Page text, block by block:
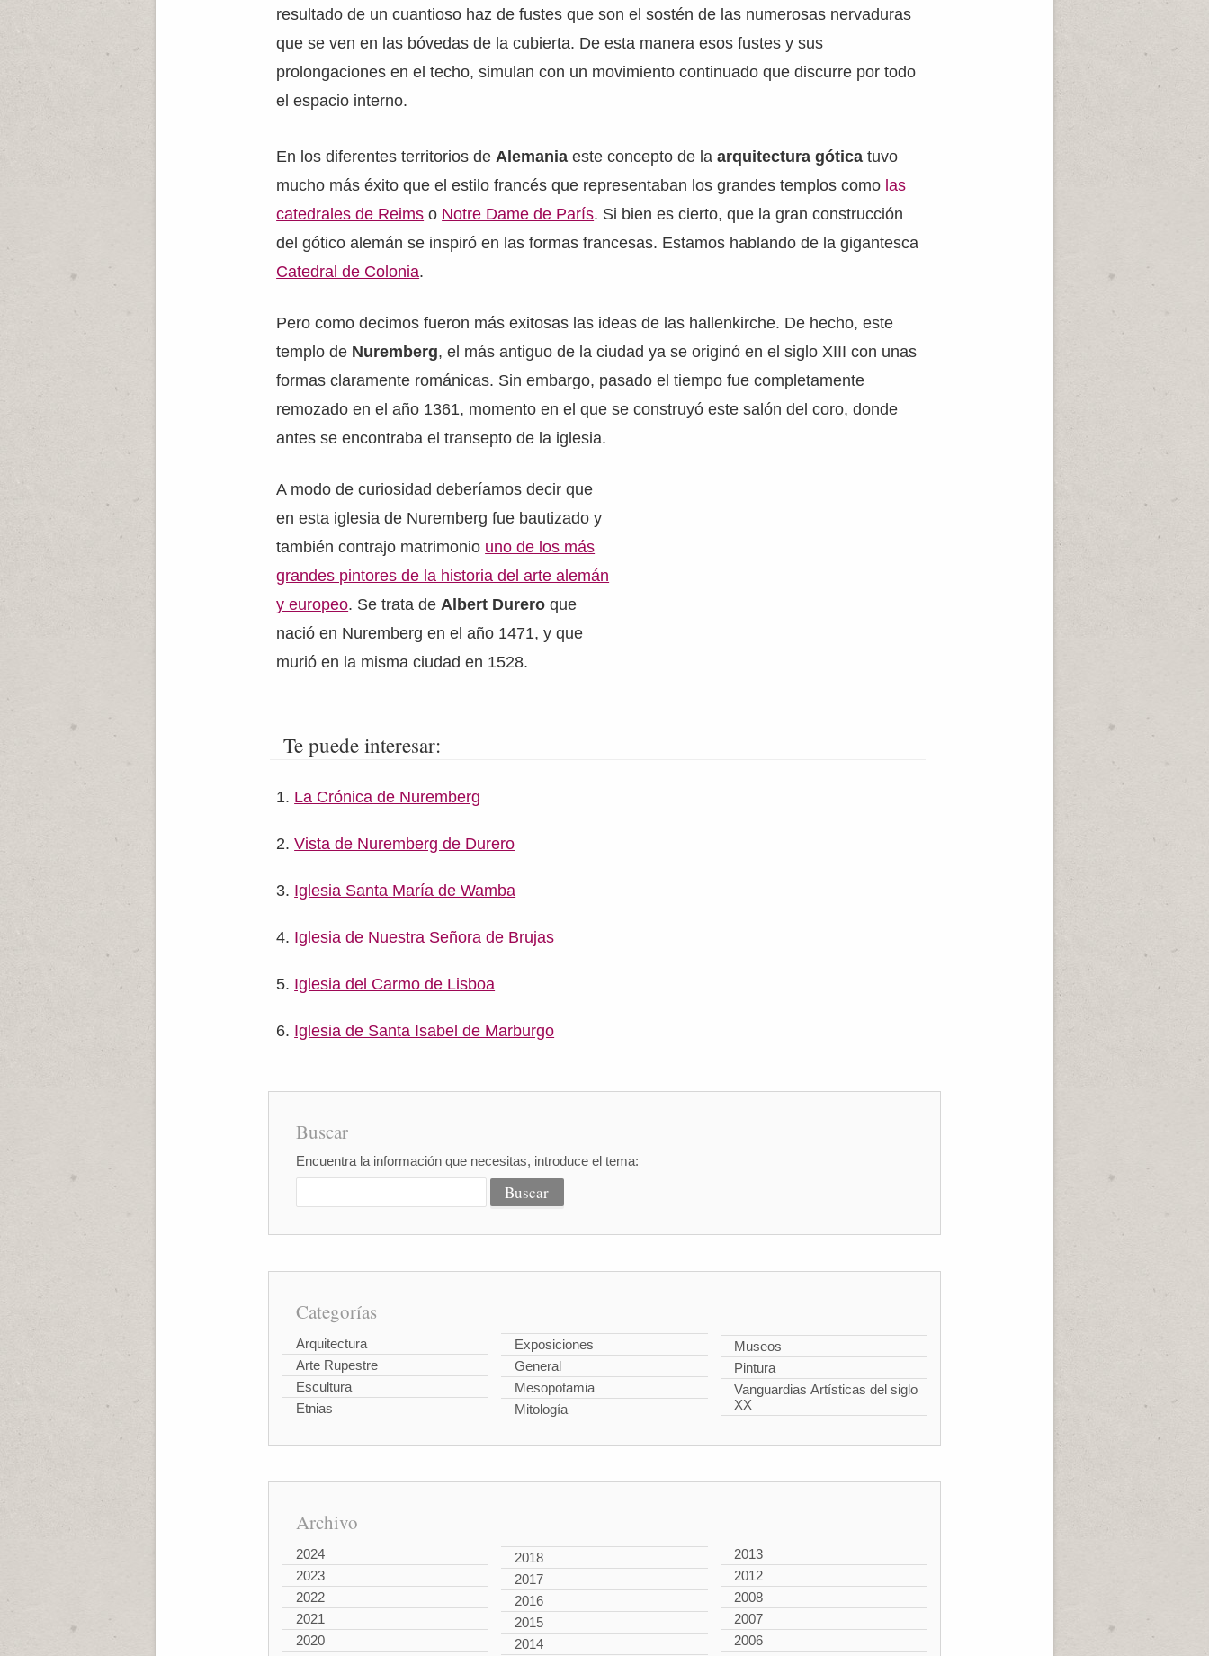
resultado de un cuantioso haz de fustes que son el sostén de las numerosas nervaduras
que se ven en las bóvedas de la cubierta. De esta manera esos fustes y sus
prolongaciones en el techo, simulan con un movimiento continuado que discurre por todo
el espacio interno.
En los diferentes territorios de Alemania este concepto de laarquitectura gótica tuvo
mucho más éxito que el estilo francés que representaban los grandes templos como las
catedrales de Reims o Notre Dame de París. Si bien es cierto, que la gran construcción
del gótico alemán se inspiró en las formas francesas. Estamos hablando de la gigantesca
Catedral de Colonia.
Pero como decimos fueron más exitosas las ideas de las hallenkirche. De hecho, este
templo de Nuremberg, el más antiguo de la ciudad ya se originó en el siglo XIII con unas
formas claramente románicas. Sin embargo, pasado el tiempo fue completamente
remozado en el año 1361, momento en el que se construyó este salón del coro, donde
antes se encontraba el transepto de la iglesia.
A modo de curiosidad deberíamos decir que
en esta iglesia de Nuremberg fue bautizado y
también contrajo matrimonio uno de los más
grandes pintores de la historia del arte alemán
y europeo. Se trata de Albert Durero que
nació en Nuremberg en el año 1471, y que
murió en la misma ciudad en 1528.
Te puede interesar:
La Crónica de Nuremberg
Vista de Nuremberg de Durero
Iglesia Santa María de Wamba
Iglesia de Nuestra Señora de Brujas
Iglesia del Carmo de Lisboa
Iglesia de Santa Isabel de Marburgo
Buscar
Encuentra la información que necesitas, introduce el tema:
Categorías
Arquitectura
Arte Rupestre
Escultura
Etnias
Exposiciones
General
Mesopotamia
Mitología
Museos
Pintura
Vanguardias Artísticas del siglo
XX
Archivo
2024
2023
2022
2021
2020
2018
2017
2016
2015
2014
2013
2012
2008
2007
2006